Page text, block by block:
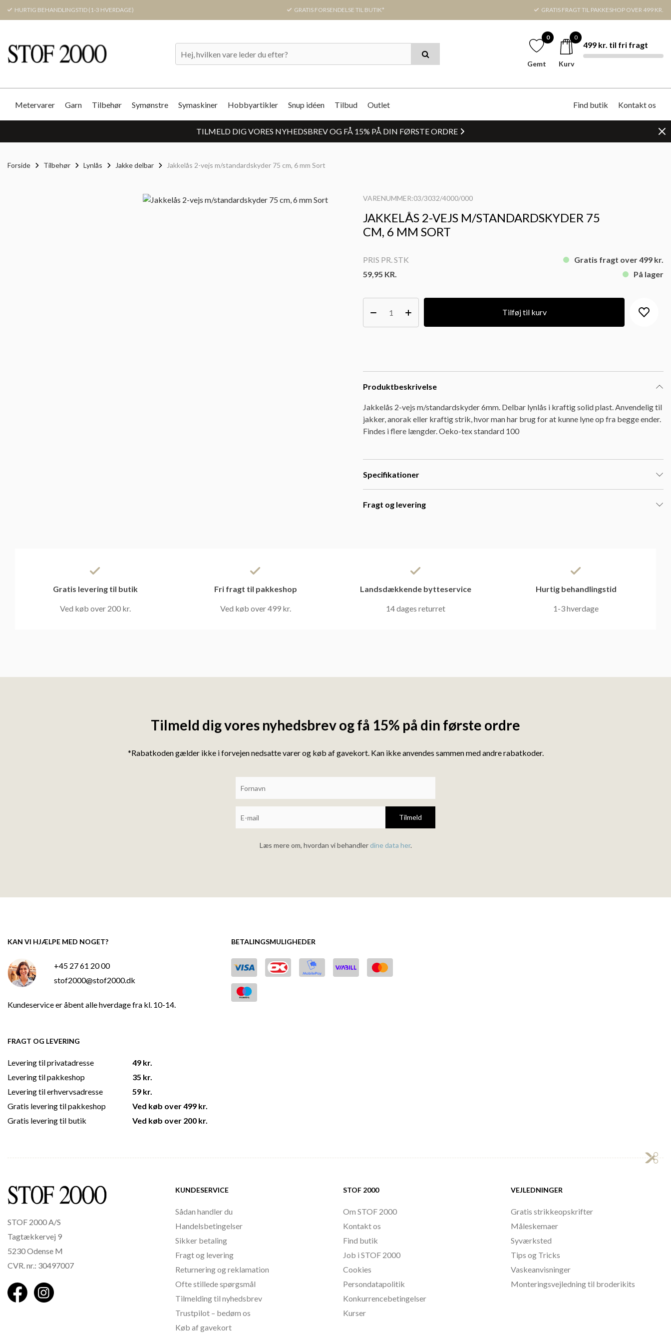
HURTIG BEHANDLINGSTID (1-3 HVERDAGE) GRATIS FORSENDELSE TIL BUTIK* GRATIS FRAGT TIL PAKKESHOP OVER 499 KR.
0
Gemt
0
Kurv
499 kr. til fri fragt
Metervarer Garn Tilbehør Symønstre Symaskiner Hobbyartikler Snup idéen Tilbud Outlet Find butik Kontakt os
TILMELD DIG VORES NYHEDSBREV OG FÅ 15% PÅ DIN FØRSTE ORDRE
Forside Tilbehør Lynlås Jakke delbar Jakkelås 2-vejs m/standardskyder 75 cm, 6 mm Sort
VARENUMMER:03/3032/4000/000
JAKKELÅS 2-VEJS M/STANDARDSKYDER 75
CM, 6 MM SORT
PRIS PR. STK
59,95 KR.
Gratis fragt over 499 kr.
På lager
Tilføj til kurv
Produktbeskrivelse
Jakkelås 2-vejs m/standardskyder 6mm. Delbar lynlås i kraftig solid plast. Anvendelig til
jakker, anorak eller kraftig strik, hvor man har brug for at kunne lyne op fra begge ender.
Findes i flere længder. Oeko-tex standard 100
Specifikationer
Fragt og levering
Gratis levering til butik
Ved køb over 200 kr.
Fri fragt til pakkeshop
Ved køb over 499 kr.
Landsdækkende bytteservice
14 dages returret
Hurtig behandlingstid
1-3 hverdage
Tilmeld dig vores nyhedsbrev og få 15% på din første ordre
*Rabatkoden gælder ikke i forvejen nedsatte varer og køb af gavekort. Kan ikke anvendes sammen med andre rabatkoder.
Tilmeld
Læs mere om, hvordan vi behandlerdine data her.
KAN VI HJÆLPE MED NOGET?
+45 27 61 20 00
stof2000@stof2000.dk
Kundeservice er åbent alle hverdage fra kl. 10-14.
BETALINGSMULIGHEDER
FRAGT OG LEVERING
Levering til privatadresse
Levering til pakkeshop
Levering til erhvervsadresse
Gratis levering til pakkeshop
Gratis levering til butik
49 kr.
35 kr.
59 kr.
Ved køb over 499 kr.
Ved køb over 200 kr.
STOF 2000 A/S
Tagtækkervej 9
5230 Odense M
CVR. nr.: 30497007
KUNDESERVICE
Sådan handler du
Handelsbetingelser
Sikker betaling
Fragt og levering
Returnering og reklamation
Ofte stillede spørgsmål
Tilmelding til nyhedsbrev
Trustpilot – bedøm os
Køb af gavekort
STOF 2000
Om STOF 2000
Kontakt os
Find butik
Job i STOF 2000
Cookies
Persondatapolitik
Konkurrencebetingelser
Kurser
VEJLEDNINGER
Gratis strikkeopskrifter
Måleskemaer
Syværksted
Tips og Tricks
Vaskeanvisninger
Monteringsvejledning til broderikits